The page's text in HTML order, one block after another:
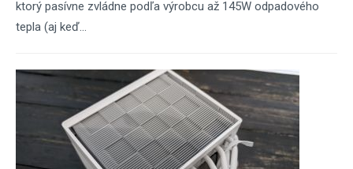
ktorý pasívne zvládne podľa výrobcu až 145W odpadového
tepla (aj keď...